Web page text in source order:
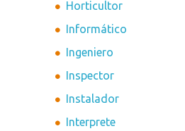
Horticultor
Informático
Ingeniero
Inspector
Instalador
Interprete